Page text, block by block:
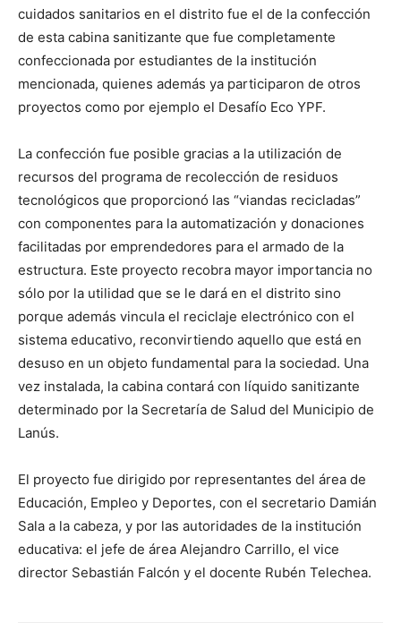
cuidados sanitarios en el distrito fue el de la confección
de esta cabina sanitizante que fue completamente
confeccionada por estudiantes de la institución
mencionada, quienes además ya participaron de otros
proyectos como por ejemplo el Desafío Eco YPF.
La confección fue posible gracias a la utilización de
recursos del programa de recolección de residuos
tecnológicos que proporcionó las “viandas recicladas”
con componentes para la automatización y donaciones
facilitadas por emprendedores para el armado de la
estructura. Este proyecto recobra mayor importancia no
sólo por la utilidad que se le dará en el distrito sino
porque además vincula el reciclaje electrónico con el
sistema educativo, reconvirtiendo aquello que está en
desuso en un objeto fundamental para la sociedad. Una
vez instalada, la cabina contará con líquido sanitizante
determinado por la Secretaría de Salud del Municipio de
Lanús.
El proyecto fue dirigido por representantes del área de
Educación, Empleo y Deportes, con el secretario Damián
Sala a la cabeza, y por las autoridades de la institución
educativa: el jefe de área Alejandro Carrillo, el vice
director Sebastián Falcón y el docente Rubén Telechea.